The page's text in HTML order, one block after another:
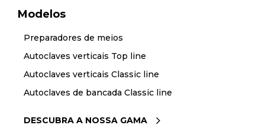
Modelos
Preparadores de meios
Autoclaves verticais Top line
Autoclaves verticais Classic line
Autoclaves de bancada Classic line
DESCUBRA A NOSSA GAMA